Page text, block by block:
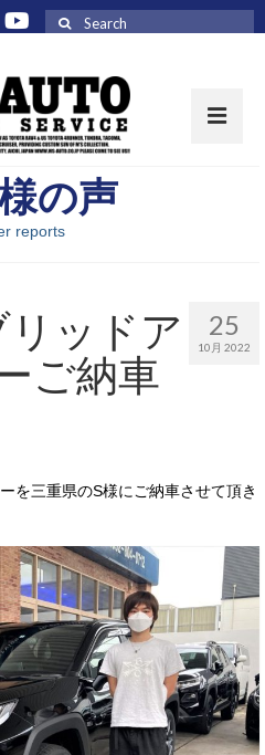
覧
の声
reports
25
10月 2022
ッドア
ご納車
を三重県のS様にご納車させて頂き